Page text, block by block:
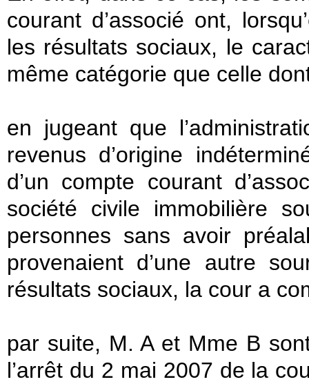
courant d’associé ont,
les résultats sociaux, le
même catégorie que celle
en jugeant que
revenus d’origine
d’un compte courant
société civile immobilière
personnes sans avoir
provenaient d’une autre
résultats sociaux, la cour a
par suite, M. A et Mme B
l’arrêt du 2 mai 2007 de la